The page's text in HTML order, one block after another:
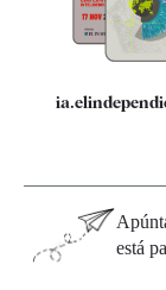
Especificaciones
está